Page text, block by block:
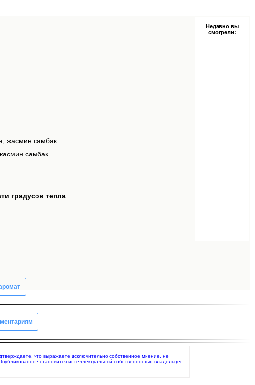
жасмин самбак.
самбак.
градусов тепла
Недавно вы
смотрели:
что выражаете исключительно собственное мнение, не
становится интеллектуальной собственностью владельцев